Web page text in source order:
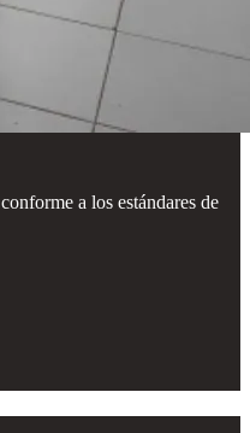
a los estándares de